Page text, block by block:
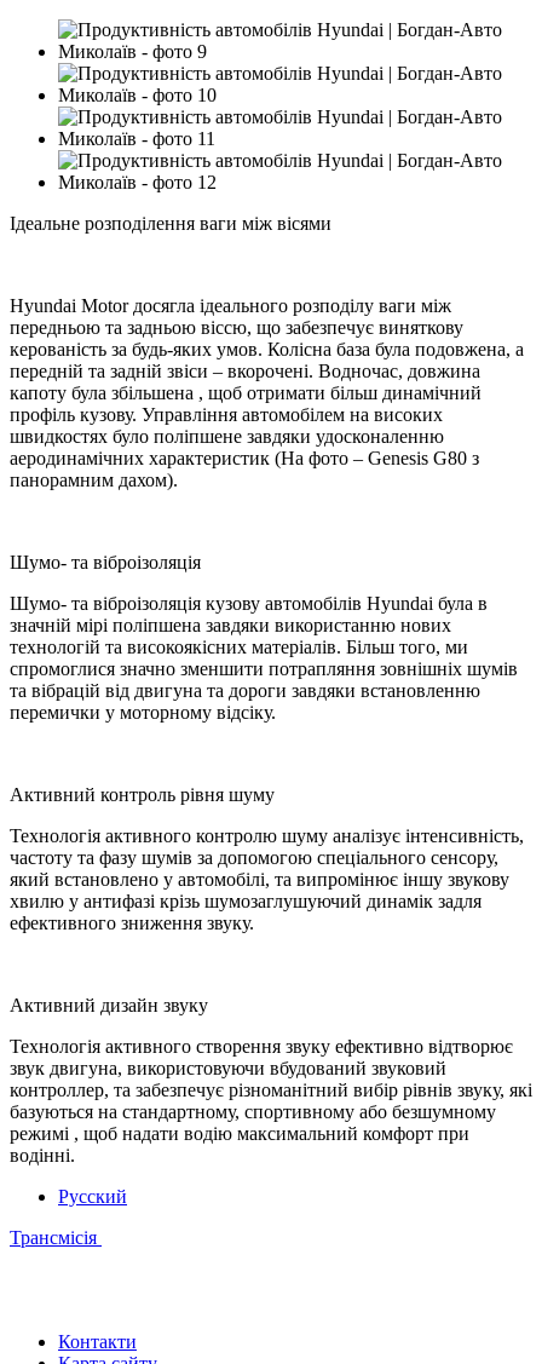
Ідеальне розподілення ваги між вісями
Hyundai Motor досягла ідеального розподілу ваги між
передньою та задньою віссю, що забезпечує виняткову
керованість за будь-яких умов. Колісна база була подовжена, а
передній та задній звіси – вкорочені. Водночас, довжина
капоту була збільшена , щоб отримати більш динамічний
профіль кузову. Управління автомобілем на високих
швидкостях було поліпшене завдяки удосконаленню
аеродинамічних характеристик (На фото – Genesis G80 з
панорамним дахом).
Шумо- та віброізоляція
Шумо- та віброізоляція кузову автомобілів Hyundai була в
значній мірі поліпшена завдяки використанню нових
технологій та високоякісних матеріалів. Більш того, ми
спромоглися значно зменшити потрапляння зовнішніх шумів
та вібрацій від двигуна та дороги завдяки встановленню
перемички у моторному відсіку.
Активний контроль рівня шуму
Технологія активного контролю шуму аналізує інтенсивність,
частоту та фазу шумів за допомогою спеціального сенсору,
який встановлено у автомобілі, та випромінює іншу звукову
хвилю у антифазі крізь шумозаглушуючий динамік задля
ефективного зниження звуку.
Активний дизайн звуку
Технологія активного створення звуку ефективно відтворює
звук двигуна, використовуючи вбудований звуковий
контроллер, та забезпечує різноманітний вибір рівнів звуку, які
базуються на стандартному, спортивному або безшумному
режимі , щоб надати водію максимальний комфорт при
водінні.
Русский
Трансмісія
Контакти